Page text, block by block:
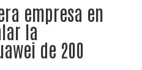
empresa en
la
de 200